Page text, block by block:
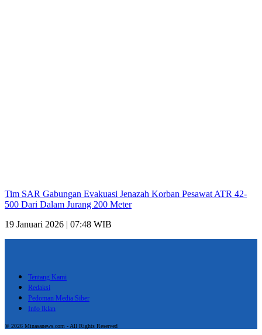
Tim SAR Gabungan Evakuasi Jenazah Korban Pesawat ATR 42-
500 Dari Dalam Jurang 200 Meter
19 Januari 2026 | 07:48 WIB
Tentang Kami
Redaksi
Pedoman Media Siber
Info Iklan
© 2026 Minasanews.com - All Rights Reserved